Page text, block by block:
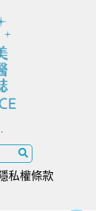
隱私權條款